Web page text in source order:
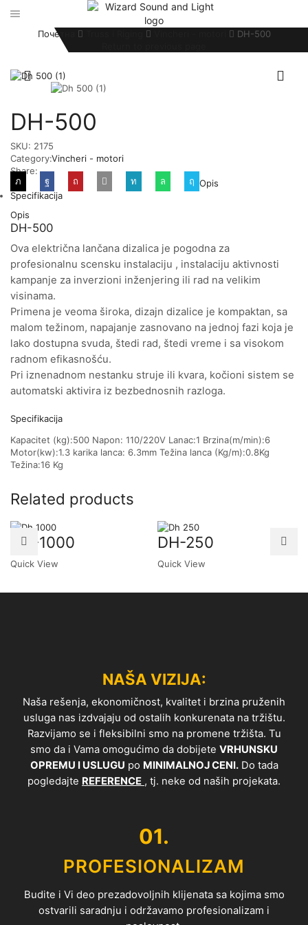
Почетна
DH-500
DH-500
SKU: 2175
Category:Vincheri - motori
Share:
Opis
Specifikacija
Opis
DH-500
Ova električna lančana dizalica je pogodna za
profesionalnu scensku instalaciju , instalaciju aktivnosti
kampanje za inverzioni inženjering ili rad na velikim
visinama.
Primena je veoma široka, dizajn dizalice je kompaktan, sa
malom težinom, napajanje zasnovano na jednoj fazi koja je
lako dostupna svuda, štedi rad, štedi vreme i sa visokom
radnom efikasnošću.
Pri iznenadnom nestanku struje ili kvara, kočioni sistem se
automatski aktivira iz bezbednosnih razloga.
Specifikacija
Kapacitet (kg):500 Napon: 110/220V Lanac:1 Brzina(m/min):6
Motor(kw):1.3 karika lanca: 6.3mm Težina lanca (Kg/m):0.8Kg
Težina:16 Kg
Related products
DH-1000
Quick View
DH-250
Quick View
NAŠA VIZIJA:
Naša rešenja, ekonomičnost, kvalitet i brzina pruženih
usluga nas izdvajaju od ostalih konkurenata na tržištu.
Razvijamo se i fleksibilni smo na promene tržišta. Tu
smo da i Vama omogućimo da dobijete VRHUNSKU
OPREMU I USLUGU po MINIMALNOJ CENI.Do tada
pogledajte REFERENCE , tj. neke od naših projekata.
01.
PROFESIONALIZAM
Budite i Vi deo prezadovoljnih klijenata sa kojima smo
ostvarili saradnju i održavamo profesionalizam i